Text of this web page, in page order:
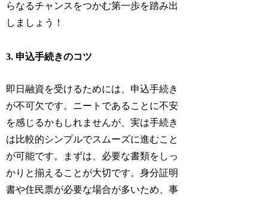
らなるチャンスをつかむ第一歩を踏み出
しましょう！
3. 申込手続きのコツ
即日融資を受けるためには、申込手続き
が不可欠です。ニートであることに不安
を感じるかもしれませんが、実は手続き
は比較的シンプルでスムーズに進むこと
が可能です。まずは、必要な書類をしっ
かりと揃えることが大切です。身分証明
書や住民票が必要な場合が多いため、事